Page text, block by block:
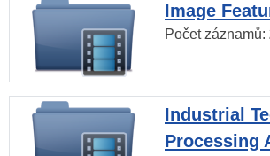
Image
Počet záznamů:
Industrial
Processing